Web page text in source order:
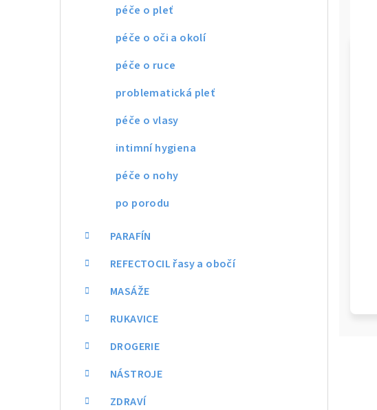
péče o pleť
péče o oči a okolí
péče o ruce
problematická pleť
péče o vlasy
intimní hygiena
péče o nohy
po porodu
PARAFÍN
REFECTOCIL řasy a obočí
MASÁŽE
RUKAVICE
DROGERIE
NÁSTROJE
ZDRAVÍ